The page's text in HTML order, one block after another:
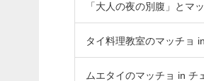
「大人の夜の別腹」とマ
タイ料理教室のマッチョ
イ)
ムエタイのマッチョ in チ